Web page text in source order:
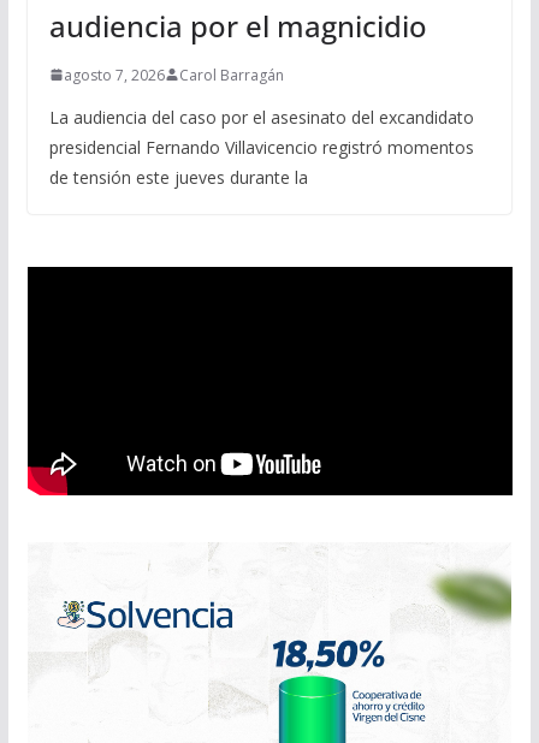
audiencia por el magnicidio
agosto 7, 2026 Carol Barragán
La audiencia del caso por el asesinato del excandidato
presidencial Fernando Villavicencio registró momentos
de tensión este jueves durante la